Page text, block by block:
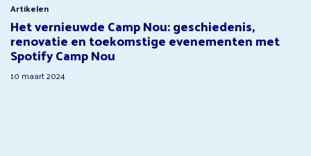
Artikelen
Het vernieuwde Camp Nou: geschiedenis,
renovatie en toekomstige evenementen met
Spotify Camp Nou
10 maart 2024